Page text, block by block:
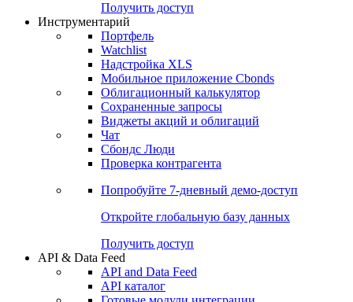
Получить доступ
Инструментарий
Портфель
Watchlist
Надстройка XLS
Мобильное приложение Cbonds
Облигационный калькулятор
Сохраненные запросы
Виджеты акций и облигаций
Чат
Сбондс Люди
Проверка контрагента
Попробуйте 7-дневный демо-доступ
Откройте глобальную базу данных
Получить доступ
API & Data Feed
API and Data Feed
API каталог